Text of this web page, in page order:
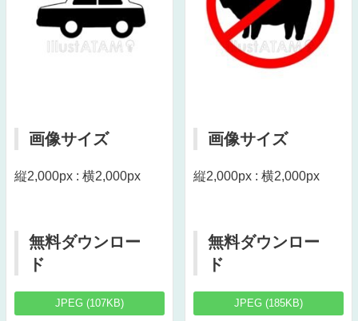
画像サイズ
縦2,000px : 横2,000px
無料ダウンロー
ド
JPEG (107KB)
画像サイズ
縦2,000px : 横2,000px
無料ダウンロー
ド
JPEG (185KB)